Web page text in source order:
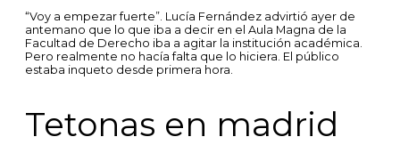
“Voy a empezar fuerte”. Lucía Fernández advirtió ayer de
antemano que lo que iba a decir en el Aula Magna de la
Facultad de Derecho iba a agitar la institución académica.
Pero realmente no hacía falta que lo hiciera. El público
estaba inqueto desde primera hora.
Tetonas en madrid